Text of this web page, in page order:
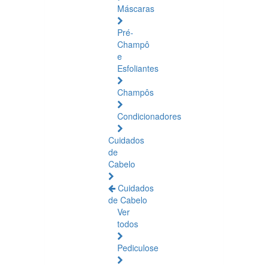
Máscaras
Pré-
Champô
e
Esfoliantes
Champôs
Condicionadores
Cuidados
de
Cabelo
Cuidados
de Cabelo
Ver
todos
Pediculose